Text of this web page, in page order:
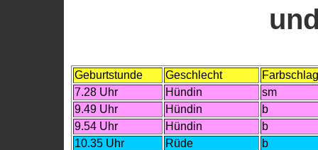
Geburtstunde Geschlecht
Farbschlag
7.28 Uhr
Hündin
sm
9.49 Uhr
Hündin
b
9.54 Uhr
Hündin
b
10.35 Uhr
Rüde
b